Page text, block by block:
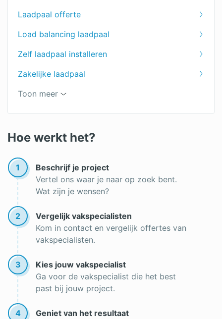
Laadpaal offerte
Load balancing laadpaal
Zelf laadpaal installeren
Zakelijke laadpaal
Kosten laadpaal thuis aftrekbaar
Slimme laadpaal
Laadpaal: snelladen of normaal laden?
Laadpaal vergelijken
Laadpaal installateur
Laadpaal installeren
Subsidie laadpaal thuis
Laadpaal thuis
Toon meer
Hoe werkt het?
1
Beschrijf je project
Vertel ons waar je naar op zoek bent.
Wat zijn je wensen?
2
Vergelijk vakspecialisten
Kom in contact en vergelijk offertes van
vakspecialisten.
3
Kies jouw vakspecialist
Ga voor de vakspecialist die het best
past bij jouw project.
4
Geniet van het resultaat